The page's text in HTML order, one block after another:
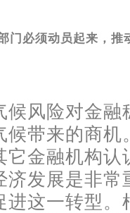
门必须动员起来，推
候风险对金融
候带来的商机
它金融机构认
济发展是非常
进这一转型。